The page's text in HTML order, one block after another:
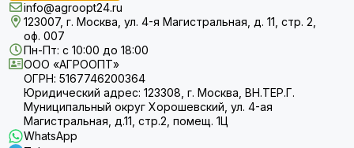
info@agroopt24.ru
123007, г. Москва, ул. 4-я Магистральная, д. 11, стр. 2,
оф. 007
Пн-Пт: с 10:00 до 18:00
ООО «АГРООПТ»
ОГРН: 5167746200364
Юридический адрес: 123308, г. Москва, ВН.ТЕР.Г.
Муниципальный округ Хорошевский, ул. 4-ая
Магистральная, д.11, стр.2, помещ. 1Ц
WhatsApp